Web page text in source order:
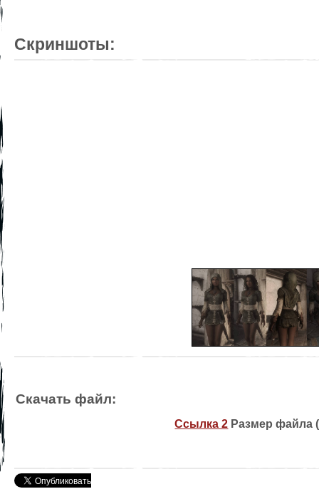
Скриншоты:
Скачать файл:
Ссылка 2 Размер файла